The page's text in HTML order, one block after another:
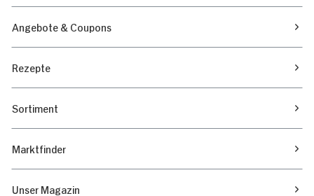
Angebote & Coupons
Rezepte
Sortiment
Marktfinder
Unser Magazin